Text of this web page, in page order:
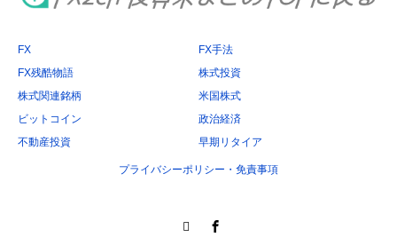
FX
FX手法
FX残酷物語
株式投資
株式関連銘柄
米国株式
ビットコイン
政治経済
不動産投資
早期リタイア
プライバシーポリシー・免責事項